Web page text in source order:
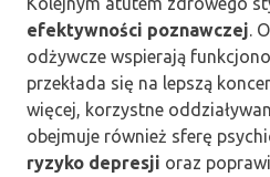
efektywności poznawczej .
odżywcze wspierają
przekłada się na lepszą
więcej, korzystne
obejmuje również sferę
ryzyko depresji oraz